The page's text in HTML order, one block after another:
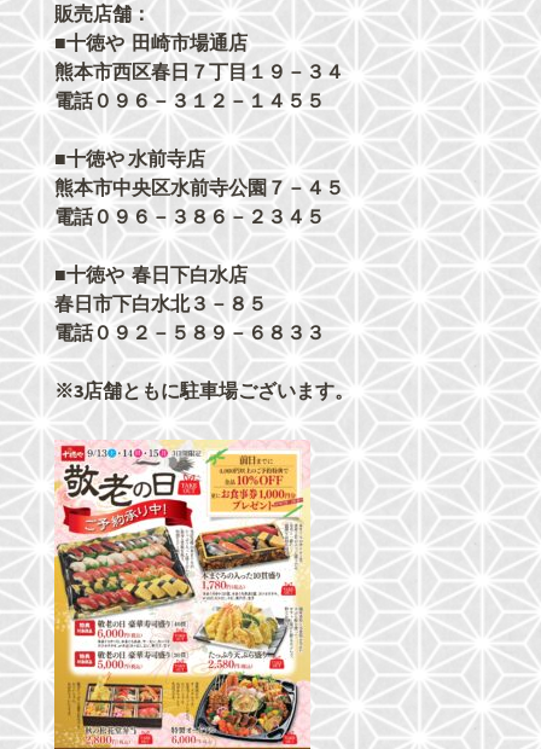
販売店舗：
■十徳や 田崎市場通店
熊本市西区春日７丁目１９－３４
電話０９６－３１２－１４５５
■十徳や 水前寺店
熊本市中央区水前寺公園７－４５
電話０９６－３８６－２３４５
■十徳や 春日下白水店
春日市下白水北３－８５
電話０９２－５８９－６８３３
※3店舗ともに駐車場ございます。